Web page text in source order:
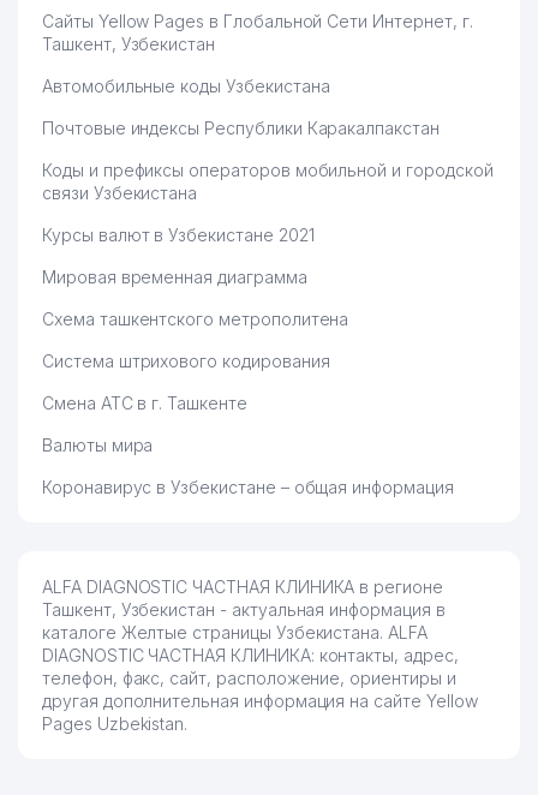
Сайты Yellow Pages в Глобальной Сети Интернет, г.
Ташкент, Узбекистан
Автомобильные коды Узбекистана
Почтовые индексы Республики Каракалпакстан
Коды и префиксы операторов мобильной и городской
связи Узбекистана
Курсы валют в Узбекистане 2021
Мировая временная диаграмма
Схема ташкентского метрополитена
Система штрихового кодирования
Смена АТС в г. Ташкенте
Валюты мира
Коронавирус в Узбекистане – общая информация
ALFA DIAGNOSTIC ЧАСТНАЯ КЛИНИКА в регионе
Ташкент, Узбекистан - актуальная информация в
каталоге Желтые страницы Узбекистана. ALFA
DIAGNOSTIC ЧАСТНАЯ КЛИНИКА: контакты, адрес,
телефон, факс, сайт, расположение, ориентиры и
другая дополнительная информация на сайте Yellow
Pages Uzbekistan.